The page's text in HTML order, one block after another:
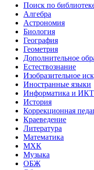
Поиск по
Алгебра
Астрономия
Биология
География
Геометрия
Дополнительное
Естествознание
Изобразительное
Иностранные языки
Информатика и ИКТ
История
Коррекционная
Краеведение
Литература
Математика
МХК
Музыка
ОБЖ